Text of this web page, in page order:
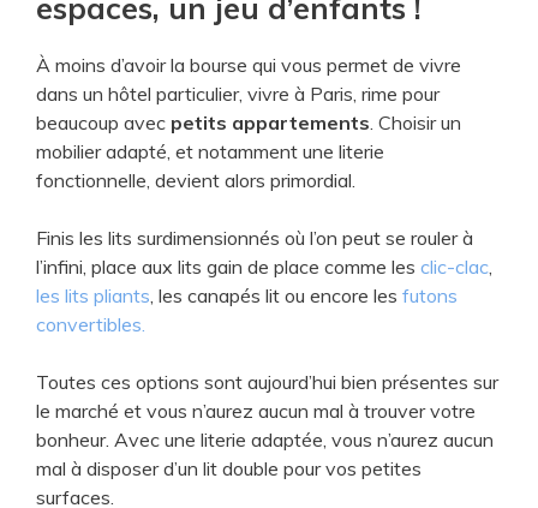
espaces, un jeu d’enfants !
À moins d’avoir la bourse qui vous permet de vivre
dans un hôtel particulier, vivre à Paris, rime pour
beaucoup avec petits appartements. Choisir un
mobilier adapté, et notamment une literie
fonctionnelle, devient alors primordial.
Finis les lits surdimensionnés où l’on peut se rouler à
l’infini, place aux lits gain de place comme les clic-clac,
les lits pliants, les canapés lit ou encore les futons
convertibles.
Toutes ces options sont aujourd’hui bien présentes sur
le marché et vous n’aurez aucun mal à trouver votre
bonheur. Avec une literie adaptée, vous n’aurez aucun
mal à disposer d’un lit double pour vos petites
surfaces.